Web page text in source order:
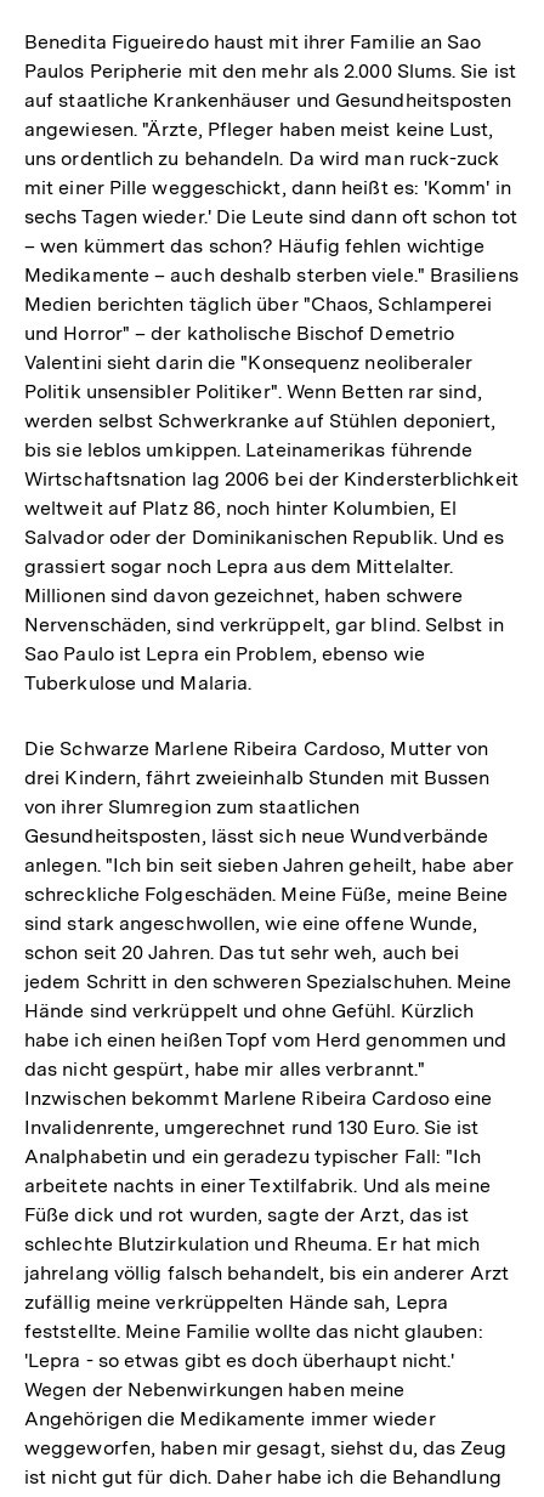
Benedita Figueiredo haust mit ihrer Familie an Sao
Paulos Peripherie mit den mehr als 2.000 Slums. Sie ist
auf staatliche Krankenhäuser und Gesundheitsposten
angewiesen. "Ärzte, Pfleger haben meist keine Lust,
uns ordentlich zu behandeln. Da wird man ruck-zuck
mit einer Pille weggeschickt, dann heißt es: 'Komm' in
sechs Tagen wieder.' Die Leute sind dann oft schon tot
– wen kümmert das schon? Häufig fehlen wichtige
Medikamente – auch deshalb sterben viele." Brasiliens
Medien berichten täglich über "Chaos, Schlamperei
und Horror" – der katholische Bischof Demetrio
Valentini sieht darin die "Konsequenz neoliberaler
Politik unsensibler Politiker". Wenn Betten rar sind,
werden selbst Schwerkranke auf Stühlen deponiert,
bis sie leblos umkippen. Lateinamerikas führende
Wirtschaftsnation lag 2006 bei der Kindersterblichkeit
weltweit auf Platz 86, noch hinter Kolumbien, El
Salvador oder der Dominikanischen Republik. Und es
grassiert sogar noch Lepra aus dem Mittelalter.
Millionen sind davon gezeichnet, haben schwere
Nervenschäden, sind verkrüppelt, gar blind. Selbst in
Sao Paulo ist Lepra ein Problem, ebenso wie
Tuberkulose und Malaria.
Die Schwarze Marlene Ribeira Cardoso, Mutter von
drei Kindern, fährt zweieinhalb Stunden mit Bussen
von ihrer Slumregion zum staatlichen
Gesundheitsposten, lässt sich neue Wundverbände
anlegen. "Ich bin seit sieben Jahren geheilt, habe aber
schreckliche Folgeschäden. Meine Füße, meine Beine
sind stark angeschwollen, wie eine offene Wunde,
schon seit 20 Jahren. Das tut sehr weh, auch bei
jedem Schritt in den schweren Spezialschuhen. Meine
Hände sind verkrüppelt und ohne Gefühl. Kürzlich
habe ich einen heißen Topf vom Herd genommen und
das nicht gespürt, habe mir alles verbrannt."
Inzwischen bekommt Marlene Ribeira Cardoso eine
Invalidenrente, umgerechnet rund 130 Euro. Sie ist
Analphabetin und ein geradezu typischer Fall: "Ich
arbeitete nachts in einer Textilfabrik. Und als meine
Füße dick und rot wurden, sagte der Arzt, das ist
schlechte Blutzirkulation und Rheuma. Er hat mich
jahrelang völlig falsch behandelt, bis ein anderer Arzt
zufällig meine verkrüppelten Hände sah, Lepra
feststellte. Meine Familie wollte das nicht glauben:
'Lepra - so etwas gibt es doch überhaupt nicht.'
Wegen der Nebenwirkungen haben meine
Angehörigen die Medikamente immer wieder
weggeworfen, haben mir gesagt, siehst du, das Zeug
ist nicht gut für dich. Daher habe ich die Behandlung